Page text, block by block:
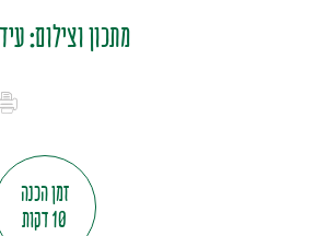
מתכון וצילום:
זמן הכנה
10 דקות